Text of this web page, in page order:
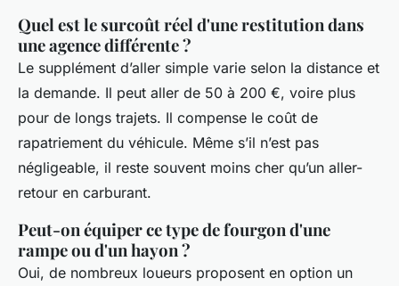
Quel est le surcoût réel d'une restitution dans
une agence différente ?
Le supplément d’aller simple varie selon la distance et
la demande. Il peut aller de 50 à 200 €, voire plus
pour de longs trajets. Il compense le coût de
rapatriement du véhicule. Même s’il n’est pas
négligeable, il reste souvent moins cher qu’un aller-
retour en carburant.
Peut-on équiper ce type de fourgon d'une
rampe ou d'un hayon ?
Oui, de nombreux loueurs proposent en option un